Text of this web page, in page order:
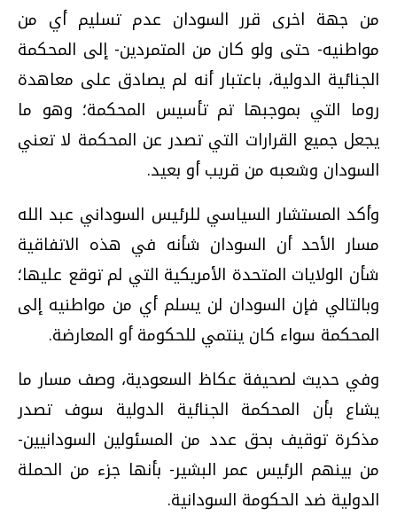
من جهة اخرى قرر السودان عدم تسليم أي من
مواطنيه- حتى ولو كان من المتمردين- إلى المحكمة
الجنائية الدولية، باعتبار أنه لم يصادق على معاهدة
روما التي بموجبها تم تأسيس المحكمة؛ وهو ما
يجعل جميع القرارات التي تصدر عن المحكمة لا تعني
السودان وشعبه من قريب أو بعيد.
وأكد المستشار السياسي للرئيس السوداني عبد الله
مسار الأحد أن السودان شأنه في هذه الاتفاقية
شأن الولايات المتحدة الأمريكية التي لم توقع عليها؛
وبالتالي فإن السودان لن يسلم أي من مواطنيه إلى
المحكمة سواء كان ينتمي للحكومة أو المعارضة.
وفي حديث لصحيفة عكاظ السعودية، وصف مسار ما
يشاع بأن المحكمة الجنائية الدولية سوف تصدر
مذكرة توقيف بحق عدد من المسئولين السودانيين-
من بينهم الرئيس عمر البشير- بأنها جزء من الحملة
الدولية ضد الحكومة السودانية.